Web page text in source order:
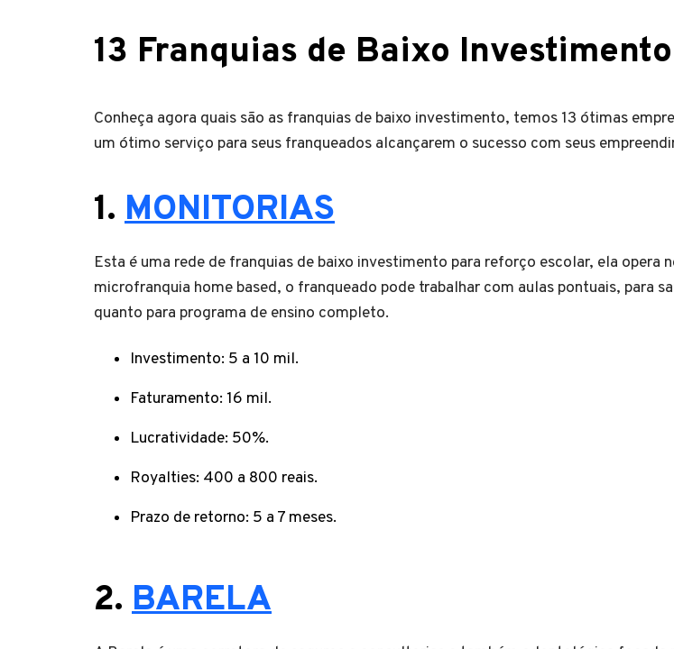
13 Franquias de Baixo Investimento
Conheça agora quais são as franquias de baixo investimento, temos 13 ótimas
um ótimo serviço para seus franqueados alcançarem o sucesso com seus
1. MONITORIAS
Esta é uma rede de franquias de baixo investimento para reforço escolar, ela opera
microfranquia home based, o franqueado pode trabalhar com aulas pontuais, para
quanto para programa de ensino completo.
Investimento: 5 a 10 mil.
Faturamento: 16 mil.
Lucratividade: 50%.
Royalties: 400 a 800 reais.
Prazo de retorno: 5 a 7 meses.
2. BARELA